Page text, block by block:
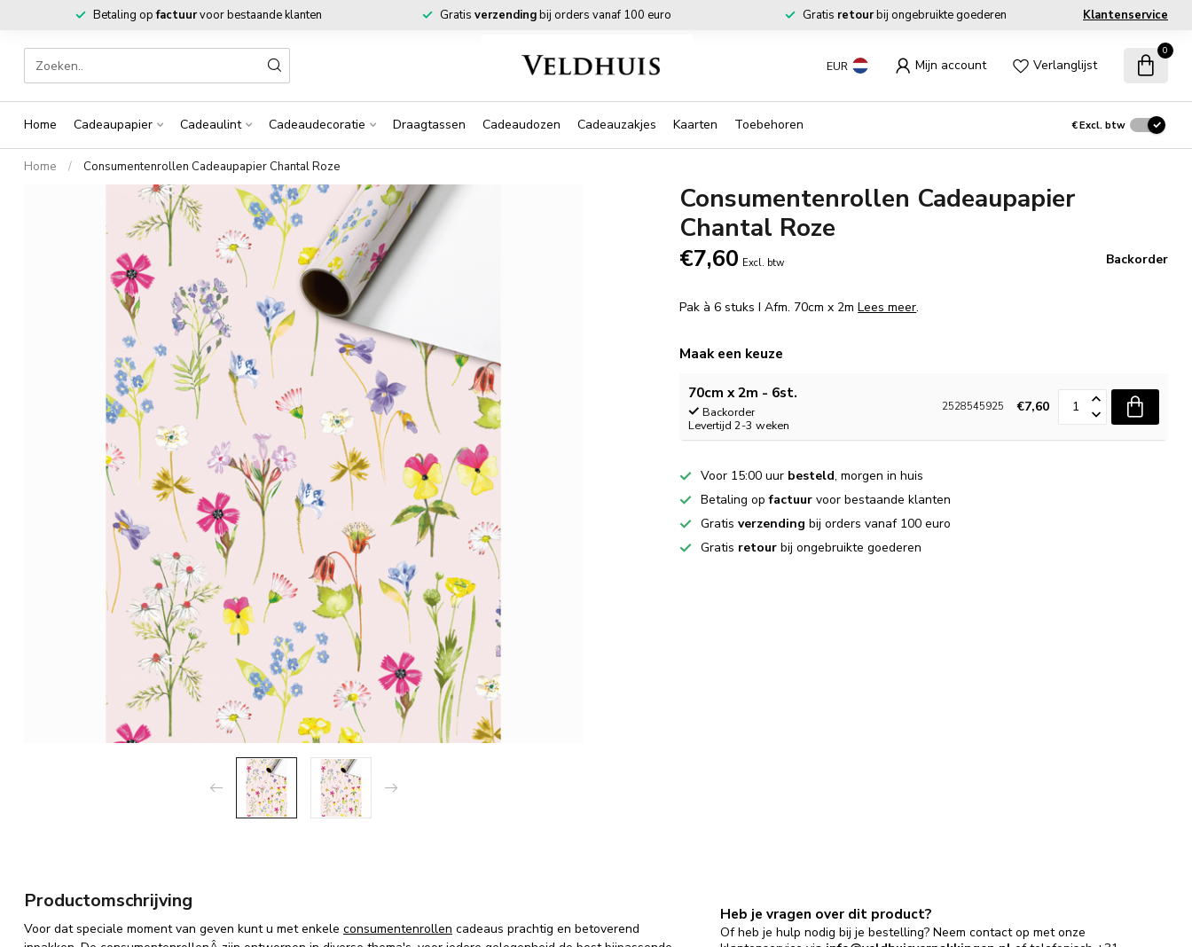
Betaling opfactuurvoor bestaande klanten Gratis verzendingbij orders vanaf 100 euro Gratis retourbij ongebruikte goederen Klantenservice
EUR Mijn account Verlanglijst
0
Home Cadeaupapier Cadeaulint Cadeaudecoratie Draagtassen Cadeaudozen Cadeauzakjes Kaarten Toebehoren €Excl. btw
Home / Consumentenrollen Cadeaupapier Chantal Roze
Consumentenrollen Cadeaupapier
Chantal Roze
€7,60 Excl. btw Backorder
Pak à 6 stuks I Afm. 70cm x 2mLees meer.
Maak een keuze
70cm x 2m - 6st.
Backorder
Levertijd 2-3 weken
2528545925 €7,60
Voor 15:00 uur besteld, morgen in huis
Betaling opfactuur voor bestaande klanten
Gratisverzending bij orders vanaf 100 euro
Gratis retour bij ongebruikte goederen
Productomschrijving
Voor dat speciale moment van geven kunt u met enkele consumentenrollen cadeaus prachtig en betoverend
Heb je vragen over dit product?
Of heb je hulp nodig bij je bestelling? Neem contact op met onze